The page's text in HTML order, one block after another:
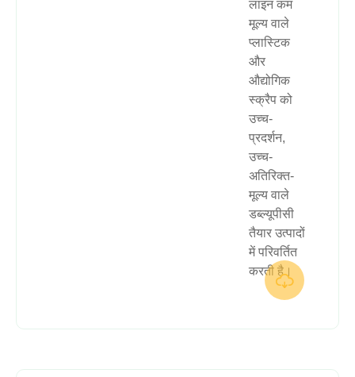
लाइन कम
मूल्य वाले
प्लास्टिक
और
औद्योगिक
स्क्रैप को
उच्च-
प्रदर्शन,
उच्च-
अतिरिक्त-
मूल्य वाले
डब्ल्यूपीसी
तैयार उत्पादों
में परिवर्तित
करती है।
